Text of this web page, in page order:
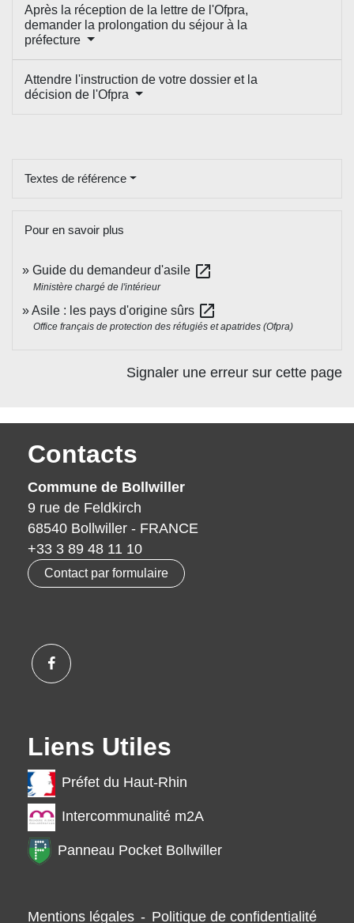
Après la réception de la lettre de l'Ofpra,
demander la prolongation du séjour à la
préfecture
Attendre l'instruction de votre dossier et la
décision de l'Ofpra
Textes de référence
Pour en savoir plus
Guide du demandeur d'asile open_in_new
Ministère chargé de l'intérieur
Asile : les pays d'origine sûrs open_in_new
Office français de protection des réfugiés et apatrides (Ofpra)
Signaler une erreur sur cette page
Contacts
Commune de Bollwiller
9 rue de Feldkirch
68540 Bollwiller - FRANCE
+33 3 89 48 11 10
Contact par formulaire
Liens Utiles
Préfet du Haut-Rhin
Intercommunalité m2A
Panneau Pocket Bollwiller
Mentions légales - Politique de confidentialité